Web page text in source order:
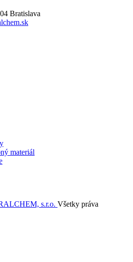
Bratislava
materiál
s.r.o. Všetky práva